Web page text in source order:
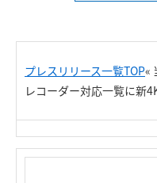
プレスリリース一覧TOP«
レコーダー対応一覧に新